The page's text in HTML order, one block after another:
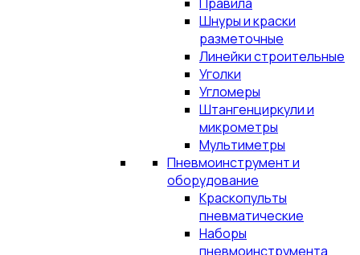
Шнуры и краски
разметочные
Линейки строительные
Уголки
Угломеры
Штангенциркули и
микрометры
Мультиметры
Пневмоинструмент и
оборудование
Краскопульты
пневматические
Наборы
пневмоинструмента